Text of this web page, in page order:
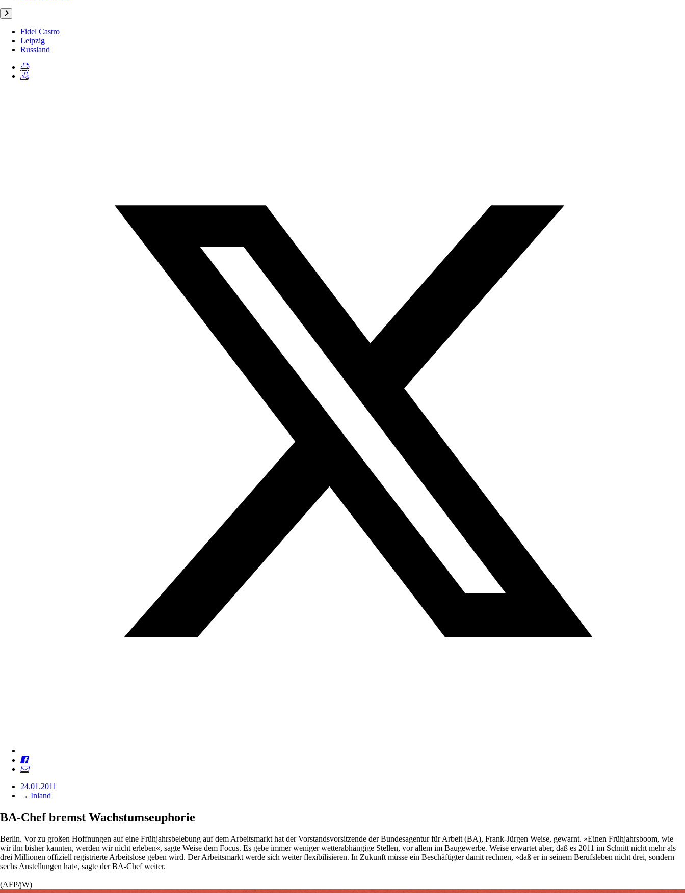
Fidel Castro
Leipzig
Russland
24.01.2011
→ Inland
BA-Chef bremst Wachstumseuphorie
Berlin. Vor zu großen Hoffnungen auf eine Frühjahrsbelebung auf dem Arbeitsmarkt hat der Vorstandsvorsitzende der Bundesagentur für Arbeit (BA), Frank-Jürgen Weise, gewarnt. »Einen Frühjahrsboom, wie
wir ihn bisher kannten, werden wir nicht erleben«, sagte Weise dem Focus. Es gebe immer weniger wetterabhängige Stellen, vor allem im Baugewerbe. Weise erwartet aber, daß es 2011 im Schnitt nicht mehr als
drei Millionen offiziell registrierte Arbeitslose geben wird. Der Arbeitsmarkt werde sich weiter flexibilisieren. In Zukunft müsse ein Beschäftigter damit rechnen, »daß er in seinem Berufsleben nicht drei, sondern
sechs Anstellungen hat«, sagte der BA-Chef weiter.
(AFP/jW)